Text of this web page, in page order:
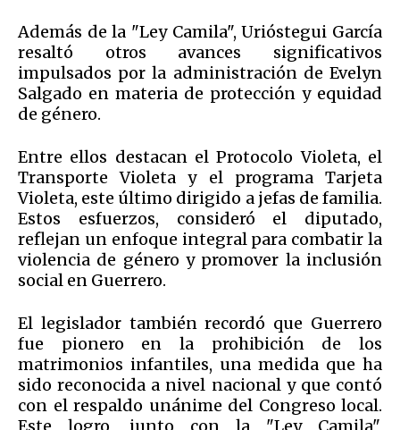
Además de la "Ley Camila", Urióstegui García
resaltó otros avances significativos
impulsados por la administración de Evelyn
Salgado en materia de protección y equidad
de género.
Entre ellos destacan el Protocolo Violeta, el
Transporte Violeta y el programa Tarjeta
Violeta, este último dirigido a jefas de familia.
Estos esfuerzos, consideró el diputado,
reflejan un enfoque integral para combatir la
violencia de género y promover la inclusión
social en Guerrero.
El legislador también recordó que Guerrero
fue pionero en la prohibición de los
matrimonios infantiles, una medida que ha
sido reconocida a nivel nacional y que contó
con el respaldo unánime del Congreso local.
Este logro, junto con la "Ley Camila",